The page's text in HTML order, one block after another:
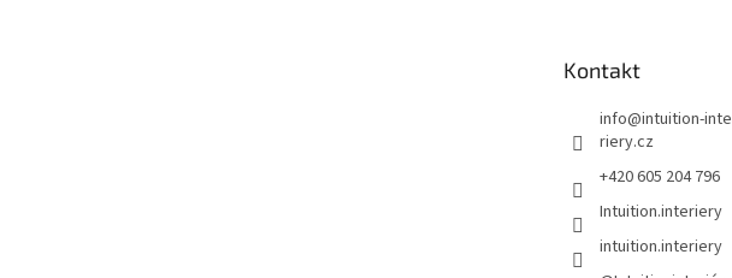
Kontakt
info@intuition-inte
riery.cz
+420 605 204 796
Intuition.interiery
intuition.interiery